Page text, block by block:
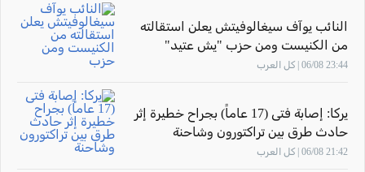
النائب يوآف سيغالوفيتش يعلن استقالته
من الكنيست ومن حزب "يش عتيد"
23:44 06/08 | كل العرب
يركا: إصابة فتى (17 عاماً) بجراح خطيرة إثر
حادث طرق بين تراكتورون وشاحنة
21:42 06/08 | كل العرب